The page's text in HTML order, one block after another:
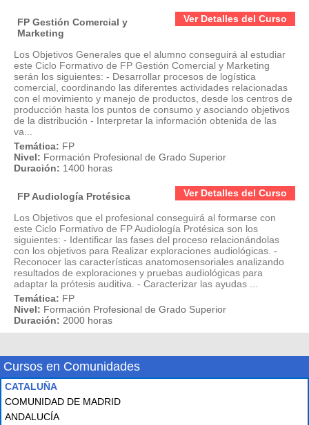
Ver Detalles del Curso
FP Gestión Comercial y
Marketing
Los Objetivos Generales que el alumno conseguirá al estudiar
este Ciclo Formativo de FP Gestión Comercial y Marketing
serán los siguientes: - Desarrollar procesos de logística
comercial, coordinando las diferentes actividades relacionadas
con el movimiento y manejo de productos, desde los centros de
producción hasta los puntos de consumo y asociando objetivos
de la distribución - Interpretar la información obtenida de las
va...
Temática: FP
Nivel: Formación Profesional de Grado Superior
Duración: 1400 horas
Ver Detalles del Curso
FP Audiología Protésica
Los Objetivos que el profesional conseguirá al formarse con
este Ciclo Formativo de FP Audiología Protésica son los
siguientes: - Identificar las fases del proceso relacionándolas
con los objetivos para Realizar exploraciones audiológicas. -
Reconocer las características anatomosensoriales analizando
resultados de exploraciones y pruebas audiológicas para
adaptar la prótesis auditiva. - Caracterizar las ayudas ...
Temática: FP
Nivel: Formación Profesional de Grado Superior
Duración: 2000 horas
Cursos en Comunidades
CATALUÑA
COMUNIDAD DE MADRID
ANDALUCÍA